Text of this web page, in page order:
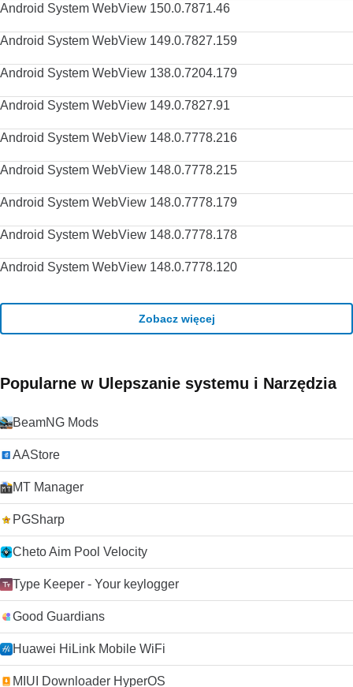
Android System WebView 150.0.7871.46
Android System WebView 149.0.7827.159
Android System WebView 138.0.7204.179
Android System WebView 149.0.7827.91
Android System WebView 148.0.7778.216
Android System WebView 148.0.7778.215
Android System WebView 148.0.7778.179
Android System WebView 148.0.7778.178
Android System WebView 148.0.7778.120
Zobacz więcej
Popularne w Ulepszanie systemu i Narzędzia
BeamNG Mods
AAStore
MT Manager
PGSharp
Cheto Aim Pool Velocity
Type Keeper - Your keylogger
Good Guardians
Huawei HiLink Mobile WiFi
MIUI Downloader HyperOS